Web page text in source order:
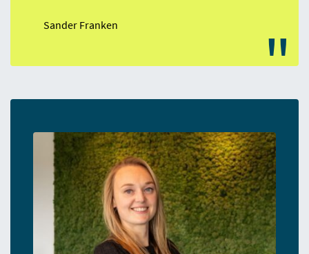
Sander Franken "